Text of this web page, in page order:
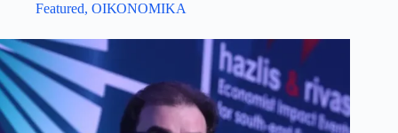
Featured, ΟΙΚΟΝΟΜΙΚΑ